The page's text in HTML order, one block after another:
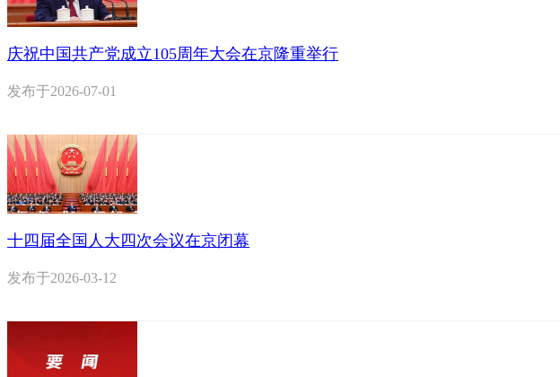
庆祝中国共产党成立105周年大会在京隆重举行
发布于2026-07-01
十四届全国人大四次会议在京闭幕
发布于2026-03-12